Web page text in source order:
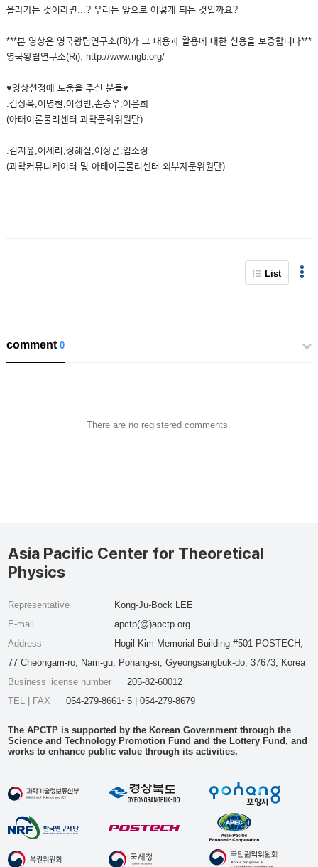
올라가는 것이라면...? 우리는 앞으로 어떻게 되는 것일까요?
***본 영상은 영국왕립연구소(Ri)가 그 내용과 활용에 대한 신용을 보증합니다***
영국왕립연구소(Ri): http://www.rigb.org/
♥영상선정에 도움을 주신 분들♥
:김상욱,이명현,이성빈,손승우,이은희
(아태이론물리센터 과학문화위원단)
:김지윤,이세리,정혜심,이상곤,임소정
(과학커뮤니케이터 및 아태이론물리센터 외부자문위원단)
List
comment0
There are no registered comments.
Asia Pacific Center for Theoretical
Physics
Representative
Kong-Ju-Bock LEE
E-mail
apctp(@)apctp.org
Address
Hogil Kim Memorial Building #501 POSTECH,
77 Cheongam-ro, Nam-gu, Pohang-si, Gyeongsangbuk-do, 37673, Korea
Business license number
205-82-60012
TEL | FAX
054-279-8661~5 | 054-279-8679
The APCTP is supported by the Korean Government through the
Science and Technology Promotion Fund and the Lottery Fund, and
works to enhance public value through its activities.